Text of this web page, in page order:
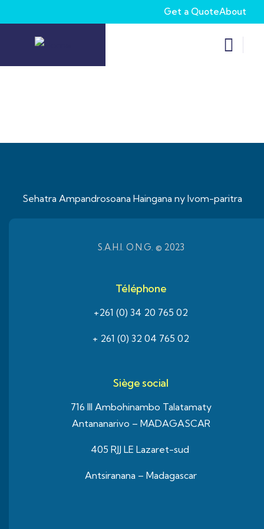
Get a QuoteAbout
Sehatra Ampandrosoana Haingana ny Ivom-paritra
S.A.H.I. O.N.G. © 2023
Téléphone
+261 (0) 34 20 765 02
+ 261 (0) 32 04 765 02
Siège social
716 III Ambohinambo Talatamaty
Antananarivo – MADAGASCAR
405 RJJ LE Lazaret-sud
Antsiranana – Madagascar